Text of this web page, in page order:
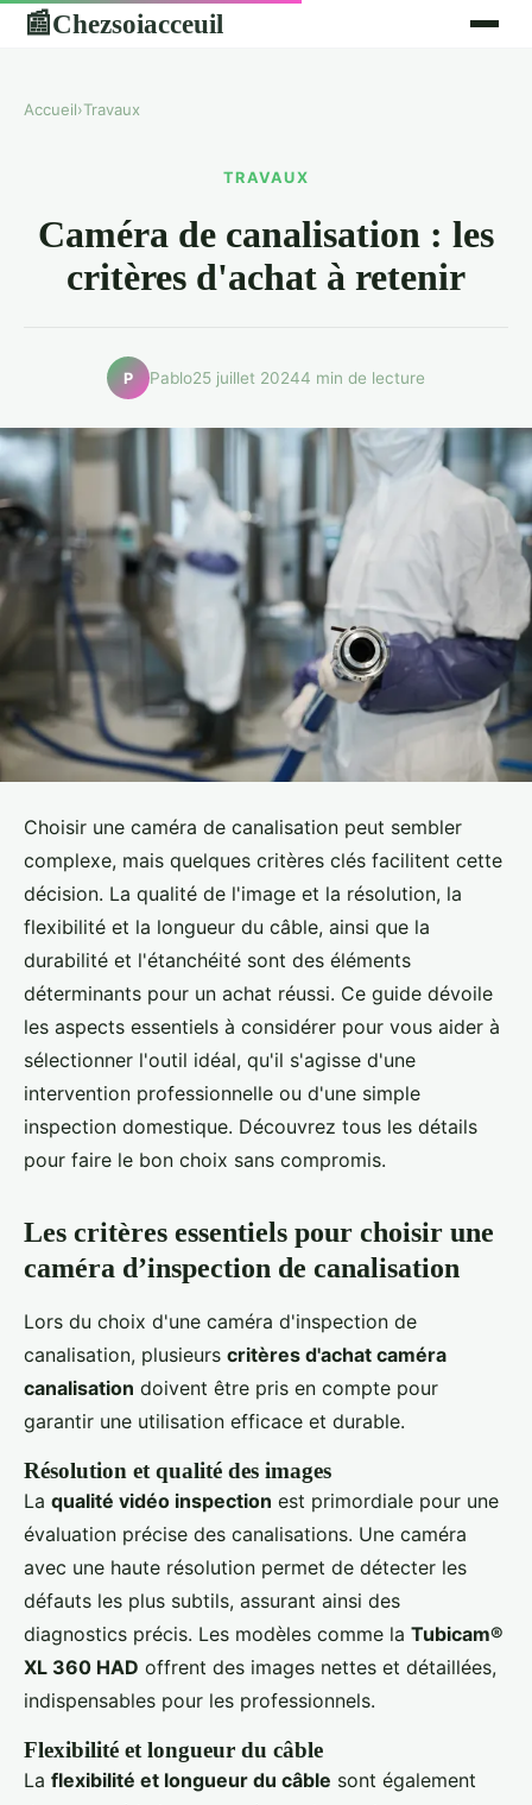
📰Chezsoiacceuil
Accueil›Travaux
TRAVAUX
Caméra de canalisation : les
critères d'achat à retenir
P Pablo25 juillet 20244 min de lecture
Choisir une caméra de canalisation peut sembler
complexe, mais quelques critères clés facilitent cette
décision. La qualité de l'image et la résolution, la
flexibilité et la longueur du câble, ainsi que la
durabilité et l'étanchéité sont des éléments
déterminants pour un achat réussi. Ce guide dévoile
les aspects essentiels à considérer pour vous aider à
sélectionner l'outil idéal, qu'il s'agisse d'une
intervention professionnelle ou d'une simple
inspection domestique. Découvrez tous les détails
pour faire le bon choix sans compromis.
Les critères essentiels pour choisir une
caméra d’inspection de canalisation
Lors du choix d'une caméra d'inspection de
canalisation, plusieurs critères d'achat caméra
canalisation doivent être pris en compte pour
garantir une utilisation efficace et durable.
Résolution et qualité des images
La qualité vidéo inspection est primordiale pour une
évaluation précise des canalisations. Une caméra
avec une haute résolution permet de détecter les
défauts les plus subtils, assurant ainsi des
diagnostics précis. Les modèles comme la Tubicam®
XL 360 HAD offrent des images nettes et détaillées,
indispensables pour les professionnels.
Flexibilité et longueur du câble
La flexibilité et longueur du câble sont également